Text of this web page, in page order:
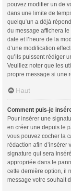
pouvez modifier un de
dans une limite de
quelqu’un a déjà
du message affichera
date et l’heure de la
d’une modification
qu’ils puissent rédiger
Veuillez noter que les
propre message si une
Haut
Comment puis-je
Pour insérer une
en créer une depuis le
vous pouvez cocher la
rédaction afin d’insérer
signature qui sera
appropriée dans le
cette dernière option, il
message votre souhait